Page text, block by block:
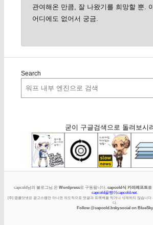
관여해온 만큼, 잘 나왔기를 희망할 뿐.
어디에도 없어서 궁금.
Search
굳이 구글검색으로 돌려보시
capcold님의 블로그님 은 Wordpress로 구동됩니다. capcold식 카피레프트를
capcold골뱅이capcold.net.
[주] 캡콜닷넷은 광고스팸만 아니면 의도적으로 덧글과 트랙백을 막거나 삭제하지 않습니다
다.
Follow @capcold.bsky.social on BlueSky